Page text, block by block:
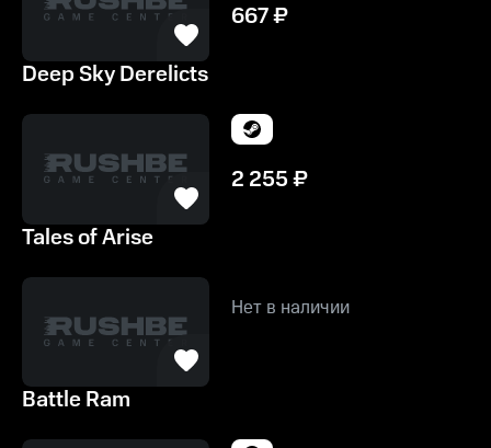
667₽
Deep Sky Derelicts
2 255₽
Tales of Arise
Нет в наличии
Battle Ram